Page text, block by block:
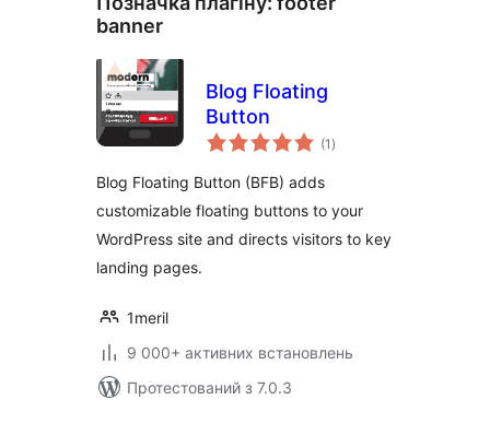
banner
Blog Floating
Button
(1 загальний
рейтинг
)
Blog Floating Button (BFB) adds
customizable floating buttons to your
WordPress site and directs visitors to key
landing pages.
1meril
9 000+ активних встановлень
Протестований з 7.0.3